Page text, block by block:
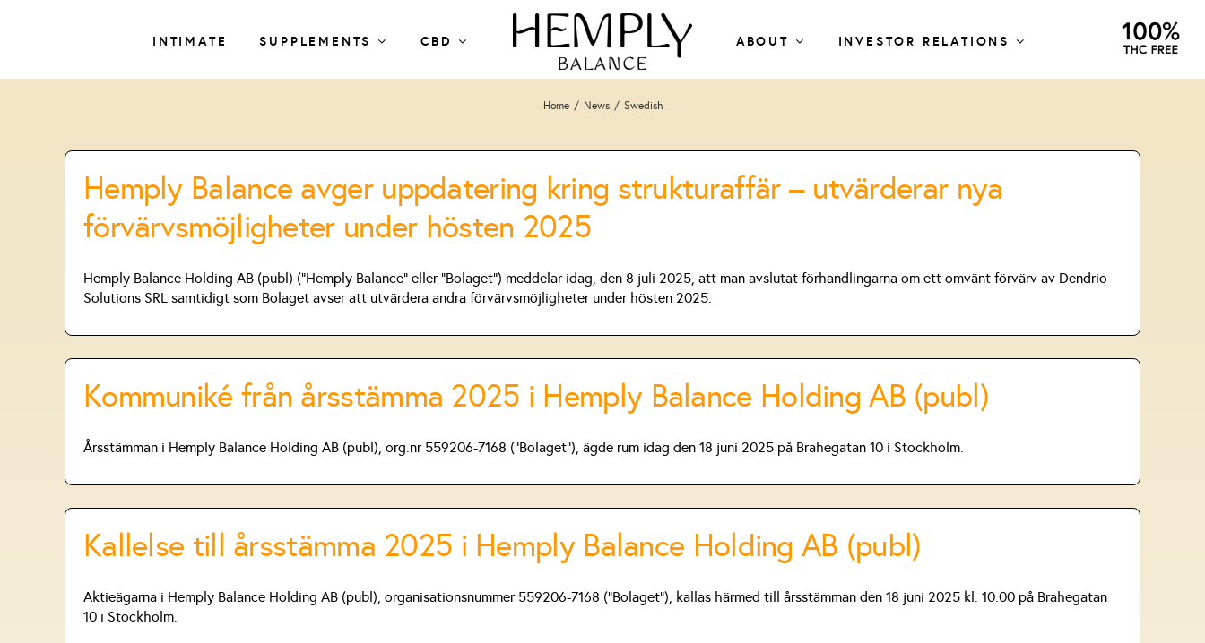
INTIMATE SUPPLEMENTS CBD ABOUT INVESTOR RELATIONS
Home / News / Swedish
Hemply Balance avger uppdatering kring strukturaffär – utvärderar nya
förvärvsmöjligheter under hösten 2025
Hemply Balance Holding AB (publ) (”Hemply Balance” eller ”Bolaget”) meddelar idag, den 8 juli 2025, att man avslutat förhandlingarna om ett omvänt förvärv av Dendrio
Solutions SRL samtidigt som Bolaget avser att utvärdera andra förvärvsmöjligheter under hösten 2025.
Kommuniké från årsstämma 2025 i Hemply Balance Holding AB (publ)
Årsstämman i Hemply Balance Holding AB (publ), org.nr 559206-7168 (”Bolaget”), ägde rum idag den 18 juni 2025 på Brahegatan 10 i Stockholm.
Kallelse till årsstämma 2025 i Hemply Balance Holding AB (publ)
Aktieägarna i Hemply Balance Holding AB (publ), organisationsnummer 559206-7168 (”Bolaget”), kallas härmed till årsstämman den 18 juni 2025 kl. 10.00 på Brahegatan
10 i Stockholm.